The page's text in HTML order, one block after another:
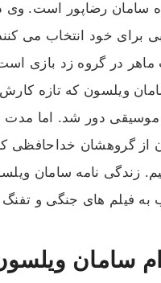
برای خود انتخاب می
ماهر در گروه زد بازی
ویلسون که تازه
از گروهشان خداحافظی
زندگی نامه سامان
به فیلم های جنگی و
سامان